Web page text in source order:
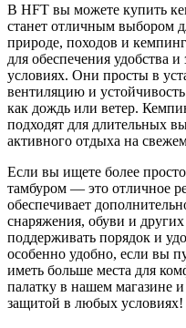
В HFT вы можете купить
станет отличным выбором
природе, походов и
для обеспечения
условиях. Они просты в
вентиляцию и
как дождь или ветер.
подходят для длительных
активного отдыха на
Если вы ищете более
тамбуром — это отличное
обеспечивает
снаряжения, обуви и
поддерживать порядок и
особенно удобно, если вы
иметь больше места для
палатку в нашем магазине
защитой в любых условиях!